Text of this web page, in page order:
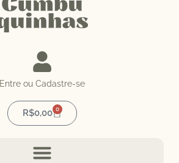
Entre ou Cadastre-se
R$0,00 0